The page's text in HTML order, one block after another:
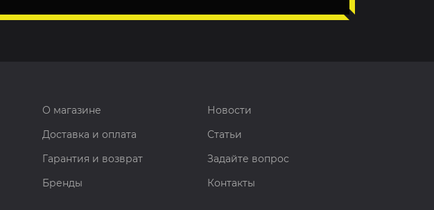
О магазине
Новости
Доставка и оплата
Статьи
Гарантия и возврат
Задайте вопрос
Бренды
Контакты